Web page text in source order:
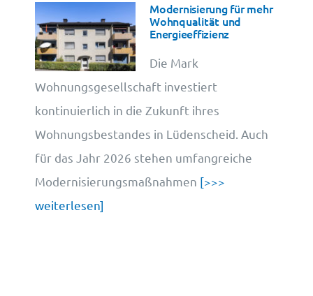
Modernisierung für mehr
Wohnqualität und
Energieeffizienz
Die Mark
Wohnungsgesellschaft investiert
kontinuierlich in die Zukunft ihres
Wohnungsbestandes in Lüdenscheid. Auch
für das Jahr 2026 stehen umfangreiche
Modernisierungsmaßnahmen [>>>
weiterlesen]